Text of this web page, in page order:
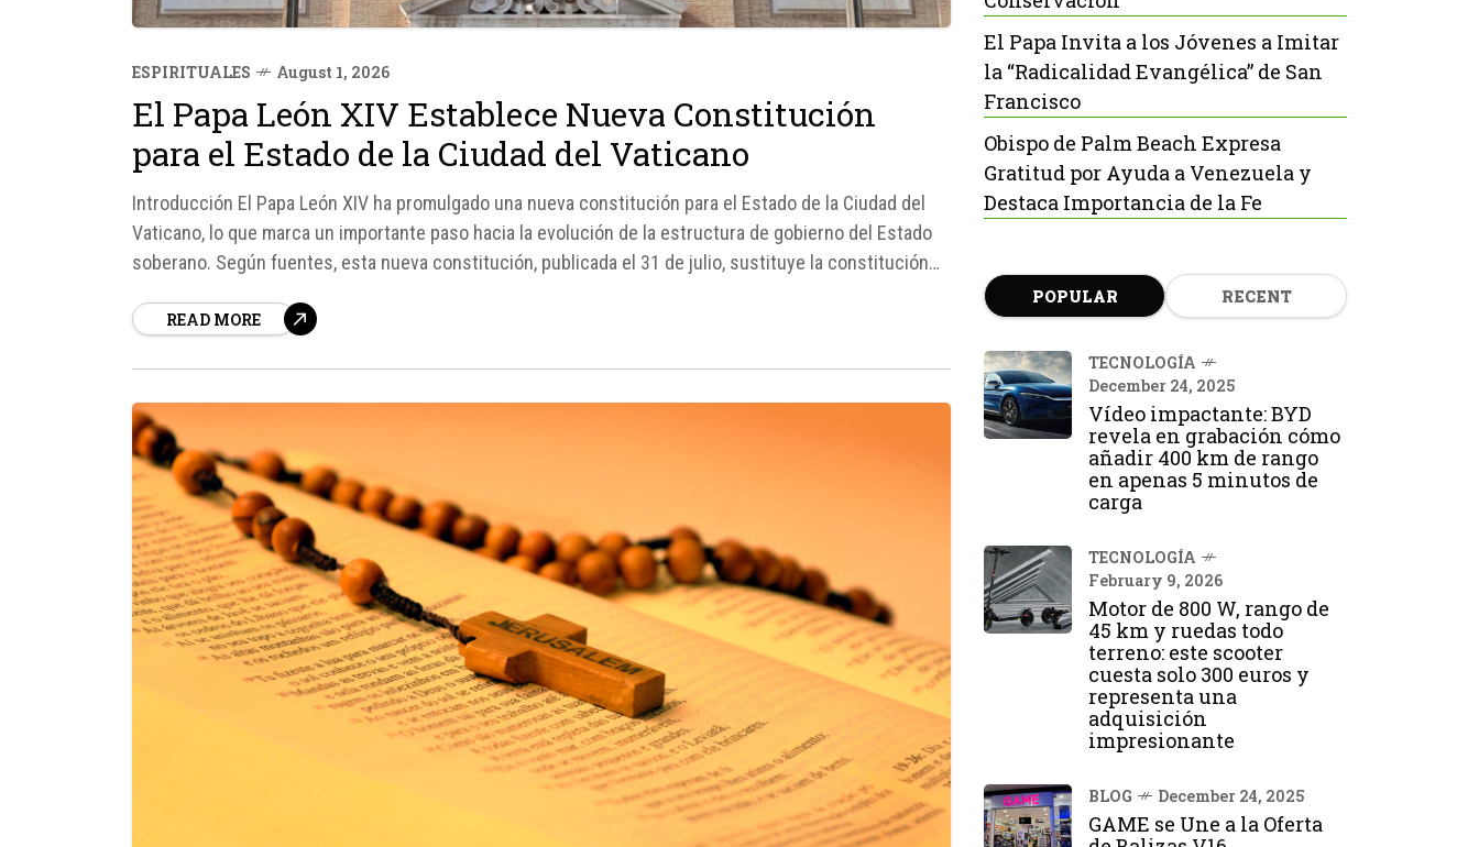
ESPIRITUALES August 1, 2026
El Papa León XIV Establece Nueva Constitución
para el Estado de la Ciudad del Vaticano
Introducción El Papa León XIV ha promulgado una nueva constitución para el Estado de la Ciudad del
Vaticano, lo que marca un importante paso hacia la evolución de la estructura de gobierno del Estado
soberano. Según fuentes, esta nueva constitución, publicada el 31 de julio, sustituye la constitución
READ MORE
El Papa Invita a los Jóvenes a Imitar
la “Radicalidad Evangélica” de San
Francisco
Obispo de Palm Beach Expresa
Gratitud por Ayuda a Venezuela y
Destaca Importancia de la Fe
POPULAR RECENT
TECNOLOGÍA
December 24, 2025
Vídeo impactante: BYD
revela en grabación cómo
añadir 400 km de rango
en apenas 5 minutos de
carga
TECNOLOGÍA
February 9, 2026
Motor de 800 W, rango de
45 km y ruedas todo
terreno: este scooter
cuesta solo 300 euros y
representa una
adquisición
impresionante
BLOG December 24, 2025
GAME se Une a la Oferta